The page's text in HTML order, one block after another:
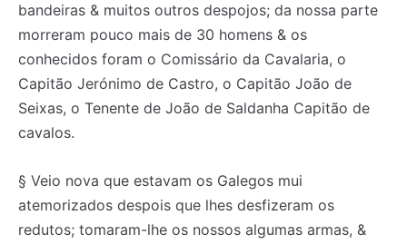
bandeiras & muitos outros despojos; da nossa parte
morreram pouco mais de 30 homens & os
conhecidos foram o Comissário da Cavalaria, o
Capitão Jerónimo de Castro, o Capitão João de
Seixas, o Tenente de João de Saldanha Capitão de
cavalos.
§ Veio nova que estavam os Galegos mui
atemorizados despois que lhes desfizeram os
redutos; tomaram-lhe os nossos algumas armas, &